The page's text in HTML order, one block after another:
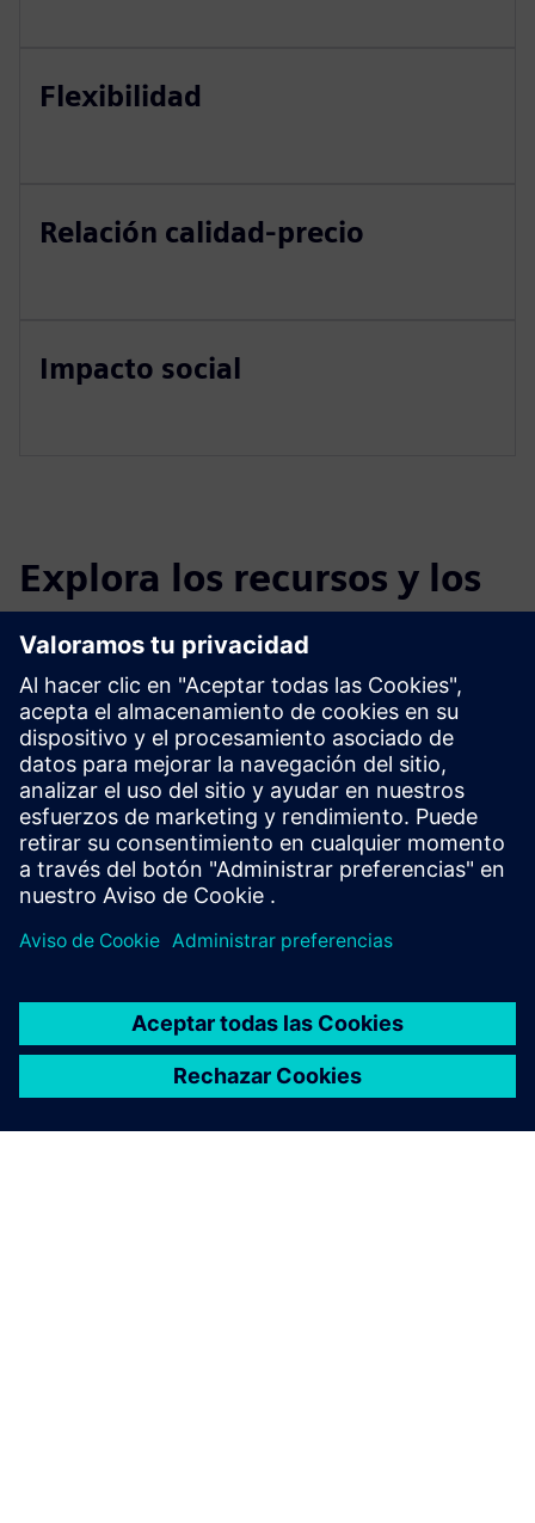
Flexibilidad
Relación calidad-precio
Impacto social
Explora los recursos y los
productos relacionados
Información y recursos adicionales
QuantumCloud Symmetric Key
Requisitos previos